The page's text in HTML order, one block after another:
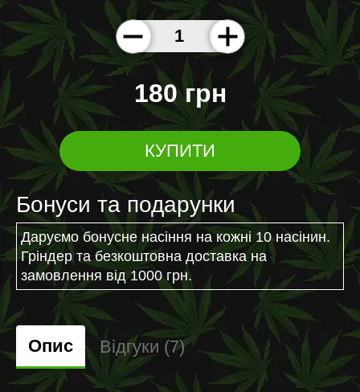
180 грн
КУПИТИ
Бонуси та подарунки
Даруємо бонусне насіння на кожні 10 насінин.
Гріндер та безкоштовна доставка на
замовлення від 1000 грн.
Опис Відгуки (7)